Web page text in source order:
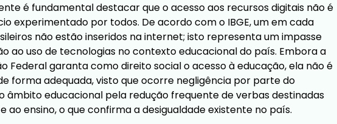
é fundamental destacar que o acesso aos recursos digitais não é
experimentado por todos. De acordo com o IBGE, um em cada
não estão inseridos na internet; isto representa um impasse
ao uso de tecnologias no contexto educacional do país. Embora a
Federal garanta como direito social o acesso à educação, ela não é
forma adequada, visto que ocorre negligência por parte do
âmbito educacional pela redução frequente de verbas destinadas
ao ensino, o que confirma a desigualdade existente no país.